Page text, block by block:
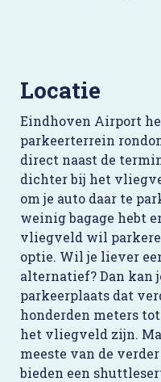
Locatie
Eindhoven Airport
parkeerterrein
direct naast de
dichter bij het
om je auto daar te
weinig bagage hebt
vliegveld wil
optie. Wil je liever
alternatief? Dan kan
parkeerplaats dat
honderden meters
het vliegveld zijn.
meeste van de
bieden een